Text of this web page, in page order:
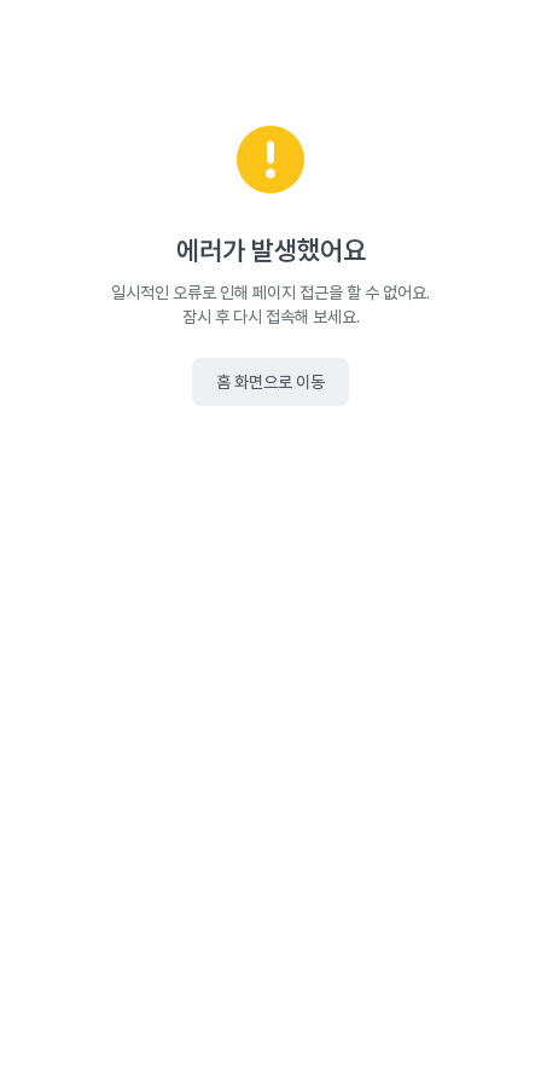
에러가 발생했어요
일시적인 오류로 인해 페이지 접근을 할 수 없어요.
잠시 후 다시 접속해 보세요.
홈 화면으로 이동